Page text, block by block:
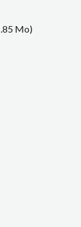
Mo)